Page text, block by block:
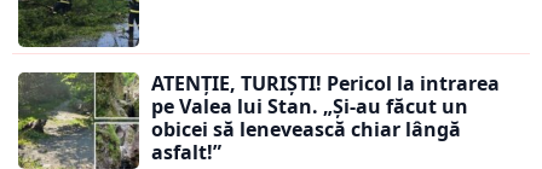
ATENȚIE, TURIȘTI! Pericol la intrarea
pe Valea lui Stan. „Și-au făcut un
obicei să lenevească chiar lângă
asfalt!”